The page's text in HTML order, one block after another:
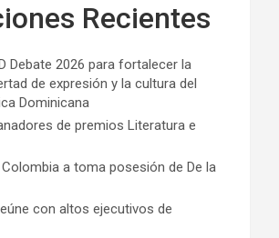
Recientes
Debate 2026 para fortalecer la
de expresión y la cultura del
Dominicana
de premios Literatura e
a toma posesión de De la
con altos ejecutivos de